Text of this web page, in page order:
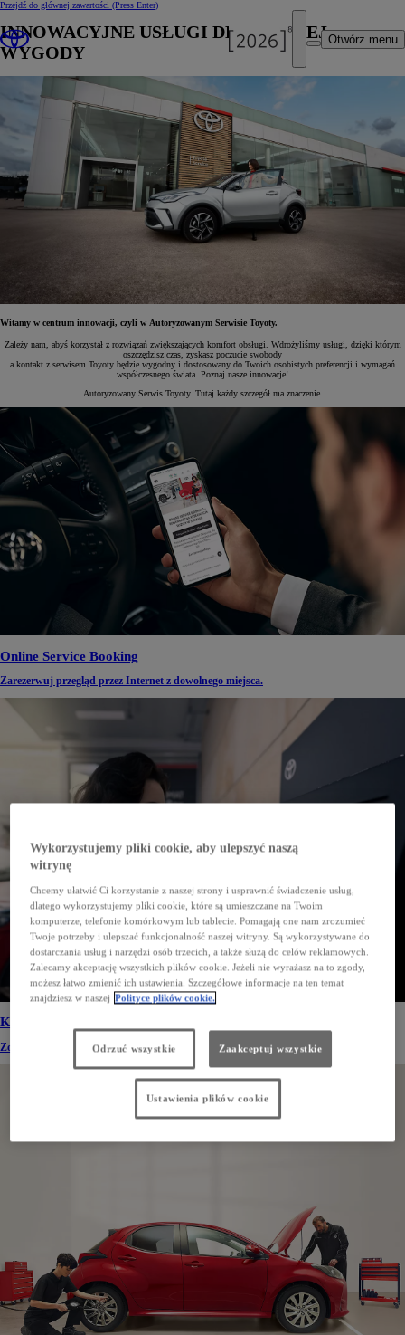
Przejdź do głównej zawartości (Press Enter)
Otwórz menu
INNOWACYJNE USŁUGI DLA TWOJEJ
WYGODY
Witamy w centrum innowacji, czyli w Autoryzowanym Serwisie Toyoty.
Zależy nam, abyś korzystał z rozwiązań zwiększających komfort obsługi. Wdrożyliśmy usługi, dzięki którym
oszczędzisz czas, zyskasz poczucie swobody
a kontakt z serwisem Toyoty będzie wygodny i dostosowany do Twoich osobistych preferencji i wymagań
współczesnego świata. Poznaj nasze innowacje!
Autoryzowany Serwis Toyoty. Tutaj każdy szczegół ma znaczenie.
Online Service Booking
Zarezerwuj przegląd przez Internet z dowolnego miejsca.
KLUCZYKOMAT 24/7
Zostaw i odbierz auto z ASO, kiedy tylko chcesz. Sprawdź!
Wykorzystujemy pliki cookie, aby ulepszyć naszą
witrynę
Chcemy ułatwić Ci korzystanie z naszej strony i usprawnić świadczenie usług,
dlatego wykorzystujemy pliki cookie, które są umieszczane na Twoim
komputerze, telefonie komórkowym lub tablecie. Pomagają one nam zrozumieć
Twoje potrzeby i ulepszać funkcjonalność naszej witryny. Są wykorzystywane do
dostarczania usług i narzędzi osób trzecich, a także służą do celów reklamowych.
Zalecamy akceptację wszystkich plików cookie. Jeżeli nie wyrażasz na to zgody,
możesz łatwo zmienić ich ustawienia. Szczegółowe informacje na ten temat
znajdziesz w naszej Polityce plików cookie.
Odrzuć wszystkie Zaakceptuj wszystkie
Ustawienia plików cookie